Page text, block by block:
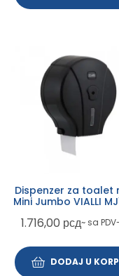
Dispenzer za toalet
Mini Jumbo VIALLI
1.716,00 рсд~ sa
DODAJ U